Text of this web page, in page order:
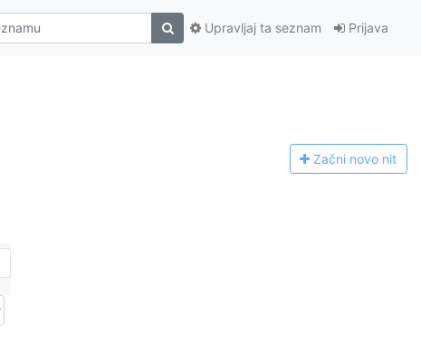
Prijava
Upravljaj ta seznam
Začni novo nit